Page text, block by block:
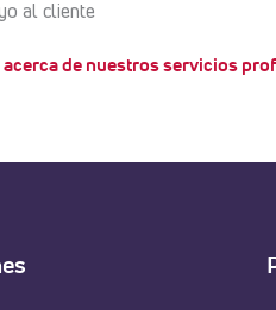
al cliente
acerca de nuestros servicios